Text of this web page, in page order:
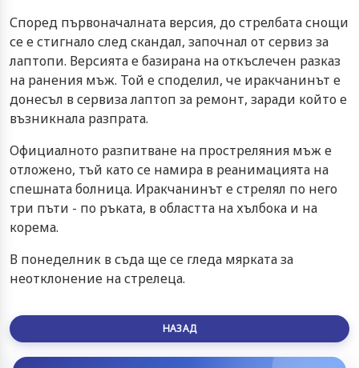
Според първоначалната версия, до стрелбата снощи
се е стигнало след скандал, започнал от сервиз за
лаптопи. Версията е базирана на откъслечен разказ
на ранения мъж. Той е споделил, че иракчанинът е
донесъл в сервиза лаптоп за ремонт, заради който е
възникнала разпрата.
Официалното разпитване на простреляния мъж е
отложено, тъй като се намира в реанимацията на
спешната болница. Иракчанинът е стрелял по него
три пъти - по ръката, в областта на хълбока и на
корема.
В понеделник в съда ще се гледа мярката за
неотклонение на стрелеца.
НАЗАД